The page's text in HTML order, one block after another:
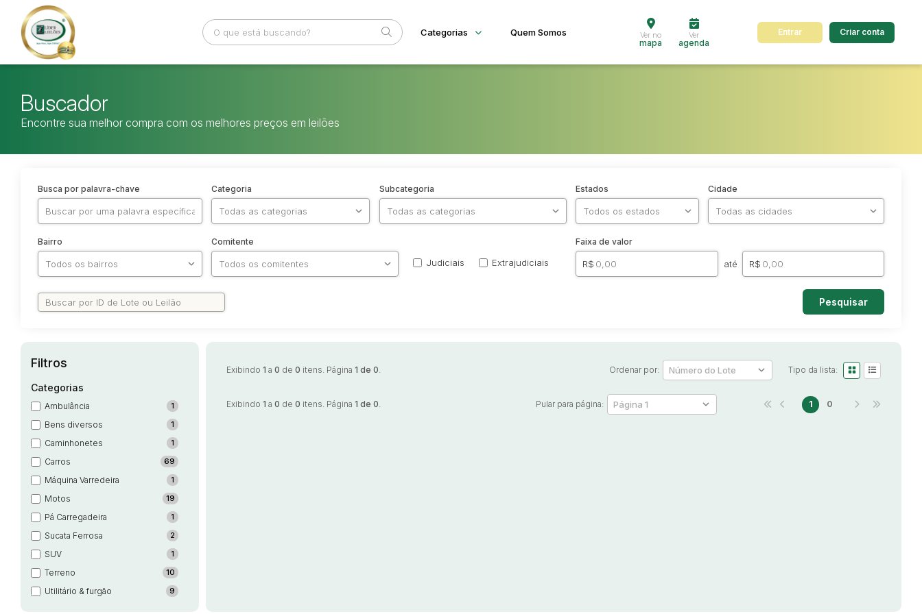
Categorias
Ambulância
Caminhonetes
Carros
Máquina Varredeira
Pá Carregadeira
Utilitário & furgão
Quem Somos Ver no
mapa
Ver
agenda
Entrar Criar conta
Buscador
Encontre sua melhor compra com os melhores preços em leilões
Busca por palavra-chave Categoria Subcategoria Estados Cidade
Bairro Comitente
Judiciais Extrajudiciais
Faixa de valor
R$ até R$
Pesquisar
Filtros
Categorias
Ambulância 1
Bens diversos 1
Caminhonetes 1
Carros 69
Máquina Varredeira 1
Motos 19
Pá Carregadeira 1
Sucata Ferrosa 2
SUV 1
Terreno 10
Utilitário & furgão 9
Exibindo 1 a 0 de 0 itens. Página 1 de 0. Ordenar por: Tipo da lista:
Exibindo 1 a 0 de 0 itens. Página 1 de 0. Pular para página: 1 0